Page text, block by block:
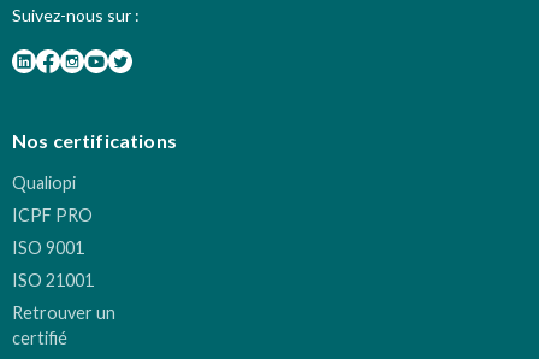
Suivez-nous sur :
Nos certifications
Qualiopi
ICPF PRO
ISO 9001
ISO 21001
Retrouver un
certifié